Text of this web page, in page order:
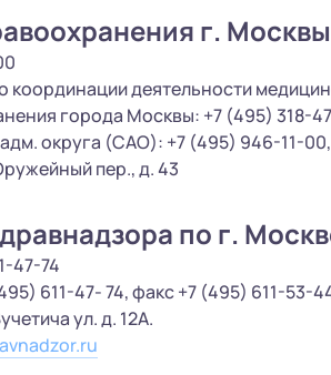
г. Москвы
координации деятельности
города Москвы: +7 (495) 318-
округа (САО): +7 (495) 946-11-
пер., д. 43
по г.
47-74
611-47- 74, факс +7 (495) 611-53-
ул. д. 12А.